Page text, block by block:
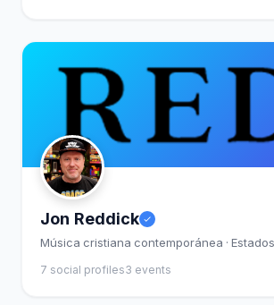
Jon Reddick
Música cristiana contemporánea ·
7 social profiles3 events